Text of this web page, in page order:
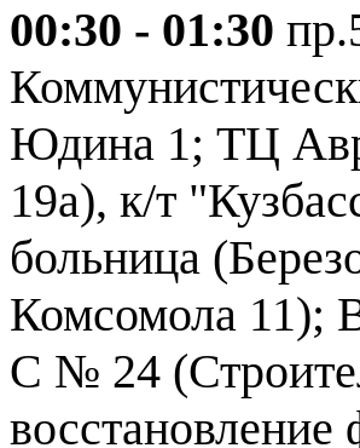
00:30 - 01:30
Юдина 1; ТЦ
19а), к/т
больница
Комсомола 11);
С № 24